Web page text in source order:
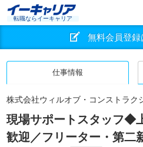
転職ならイーキャリア
無料会員登録
仕事情報
株式会社ウィルオブ・コンストラク
現場サポートスタッフ◆
歓迎／フリーター・第二